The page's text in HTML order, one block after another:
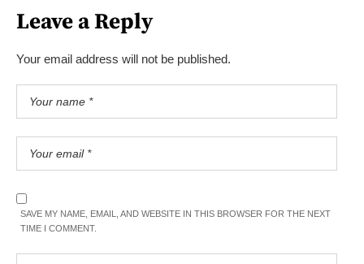
Leave a Reply
Your email address will not be published.
SAVE MY NAME, EMAIL, AND WEBSITE IN THIS BROWSER FOR THE NEXT
TIME I COMMENT.